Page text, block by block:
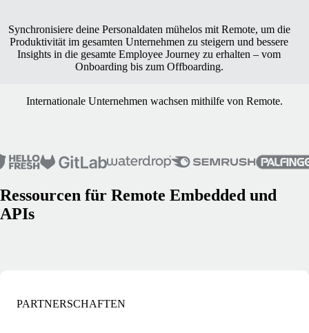
Synchronisiere deine Personaldaten mühelos mit Remote, um die
Produktivität im gesamten Unternehmen zu steigern und bessere
Insights in die gesamte Employee Journey zu erhalten – vom
Onboarding bis zum Offboarding.
Internationale Unternehmen wachsen mithilfe von Remote.
Ressourcen für Remote Embedded und
APIs
PARTNERSCHAFTEN